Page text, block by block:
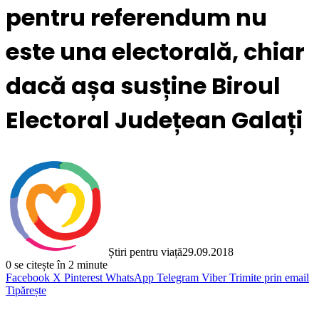
pentru referendum nu
este una electorală, chiar
dacă așa susține Biroul
Electoral Județean Galați
Știri pentru viață29.09.2018
0 se citește în 2 minute
Facebook X Pinterest WhatsApp Telegram Viber Trimite prin email
Tipărește